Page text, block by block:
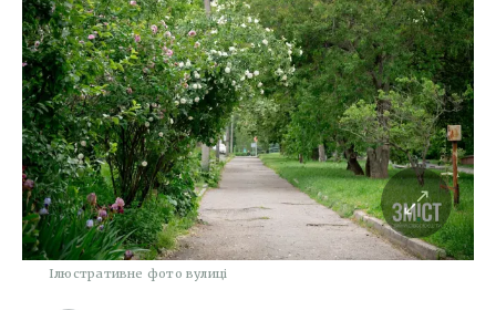
Ілюстративне фото вулиці